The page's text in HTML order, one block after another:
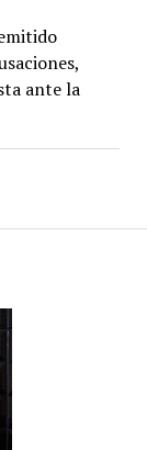
ante la